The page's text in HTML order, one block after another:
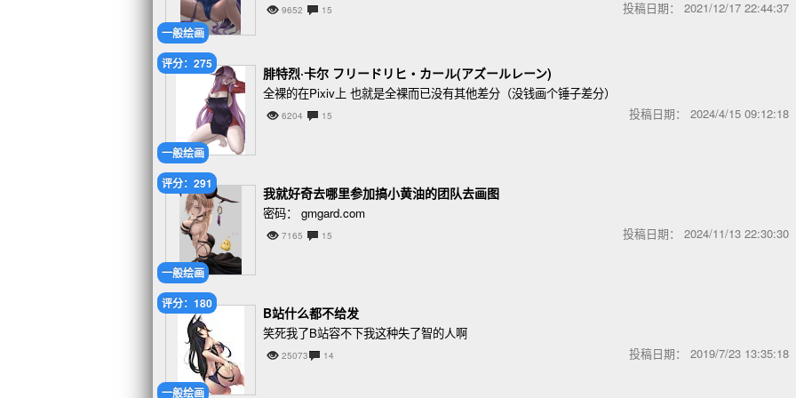
一般绘画
9652 15 投稿日期： 2021/12/17 22:44:37
一般绘画
评分：275
腓特烈·卡尔 フリードリヒ・カール(アズールレーン)
全裸的在Pixiv上 也就是全裸而已没有其他差分（没钱画个锤子差分）
6204 15 投稿日期： 2024/4/15 09:12:18
一般绘画
评分：291
我就好奇去哪里参加搞小黄油的团队去画图
密码： gmgard.com
7165 15 投稿日期： 2024/11/13 22:30:30
一般绘画
评分：180
B站什么都不给发
笑死我了B站容不下我这种失了智的人啊
25073 14 投稿日期： 2019/7/23 13:35:18